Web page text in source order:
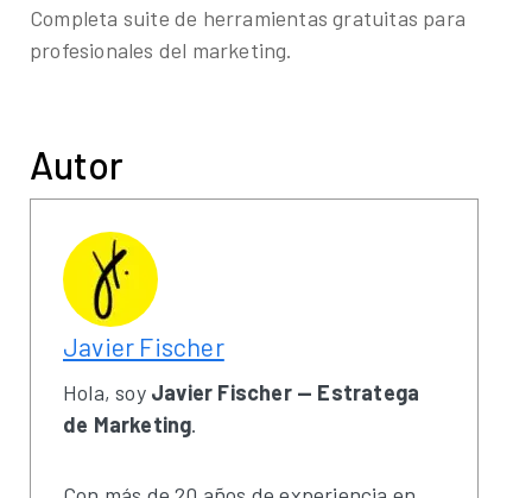
Completa suite de herramientas gratuitas para
profesionales del marketing.
Autor
Javier Fischer
Hola, soy Javier Fischer — Estratega
de Marketing.